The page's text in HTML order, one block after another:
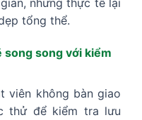
tổng thể.
song song với kiểm
viên không bàn giao
thử để kiểm tra lưu